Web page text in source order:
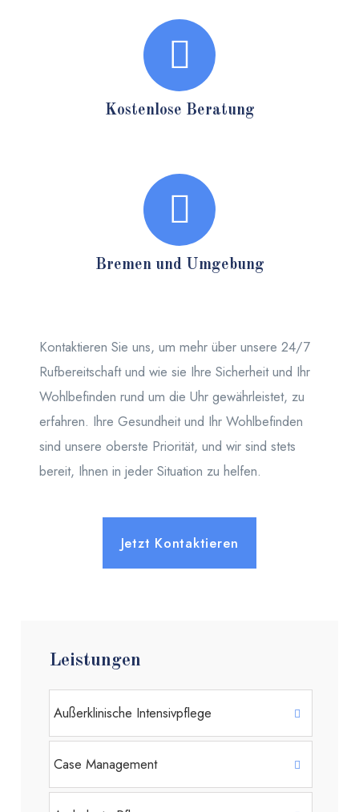
Kostenlose Beratung
Bremen und Umgebung
Kontaktieren Sie uns, um mehr über unsere 24/7
Rufbereitschaft und wie sie Ihre Sicherheit und Ihr
Wohlbefinden rund um die Uhr gewährleistet, zu
erfahren. Ihre Gesundheit und Ihr Wohlbefinden
sind unsere oberste Priorität, und wir sind stets
bereit, Ihnen in jeder Situation zu helfen.
Jetzt Kontaktieren
Leistungen
Außerklinische Intensivpflege
Case Management